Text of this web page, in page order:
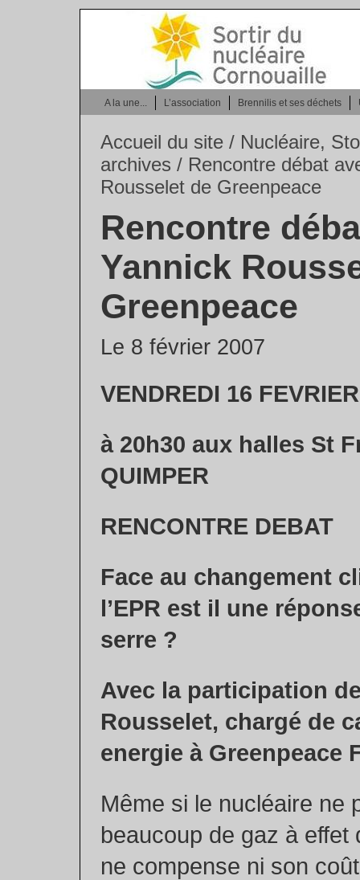
A la une... L’association Brennilis et ses déchets
Accueil du site / Nucléaire,
archives / Rencontre débat
Rousselet de Greenpeace
Rencontre
Yannick
Greenpeace
Le 8 février 2007
VENDREDI 16
à 20h30 aux halles St
QUIMPER
RENCONTRE DEBAT
Face au changement
l’EPR est il une
serre ?
Avec la participation
Rousselet, chargé de
energie à Greenpeace
Même si le nucléaire ne
beaucoup de gaz à effet
ne compense ni son